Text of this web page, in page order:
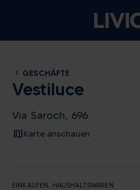
GESCHÄFTE
Vestiluce
Via Saroch, 696
Karte anschauen
EINKAUFEN, HAUSHALTSWAREN